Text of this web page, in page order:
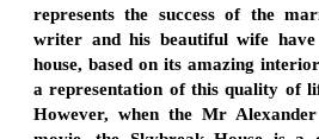
represents the success of the
writer and his beautiful wife
house, based on its amazing
a representation of this quality of
However, when the Mr